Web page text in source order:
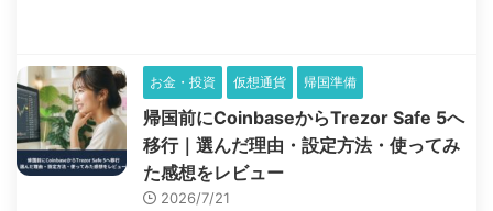
お金・投資 仮想通貨 帰国準備
帰国前にCoinbaseからTrezor Safe 5へ
移行｜選んだ理由・設定方法・使ってみ
た感想をレビュー
2026/7/21